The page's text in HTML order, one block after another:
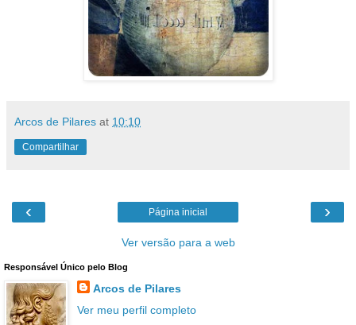
Arcos de Pilares at 10:10
Compartilhar
‹ ›
Página inicial
Ver versão para a web
Responsável Único pelo Blog
Arcos de Pilares
Ver meu perfil completo